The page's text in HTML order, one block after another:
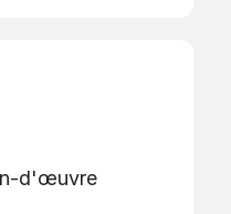
d'œuvre